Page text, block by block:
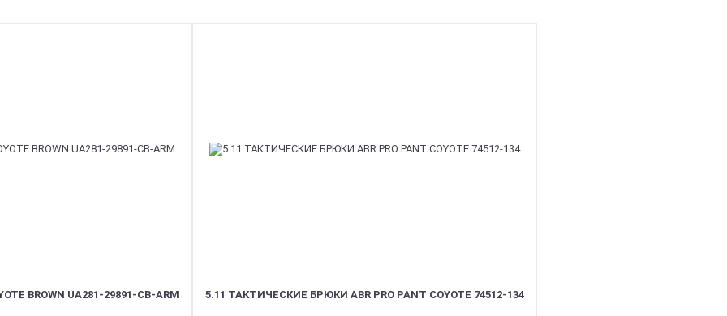
BROWN UA281-29891-CB-ARM 5.11 ТАКТИЧЕСКИЕ БРЮКИ ABR PRO PANT COYOTE 74512-134